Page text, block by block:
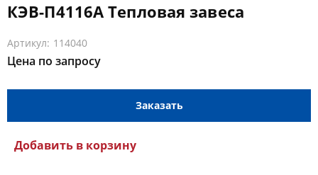
КЭВ-П4116A Тепловая завеса
Артикул: 114040
Цена по запросу
Заказать
Добавить в корзину